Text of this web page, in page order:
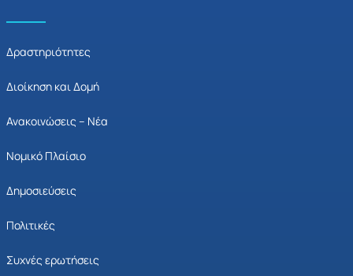
Δραστηριότητες
Διοίκηση και Δομή
Ανακοινώσεις – Νέα
Νομικό Πλαίσιο
Δημοσιεύσεις
Πολιτικές
Συχνές ερωτήσεις